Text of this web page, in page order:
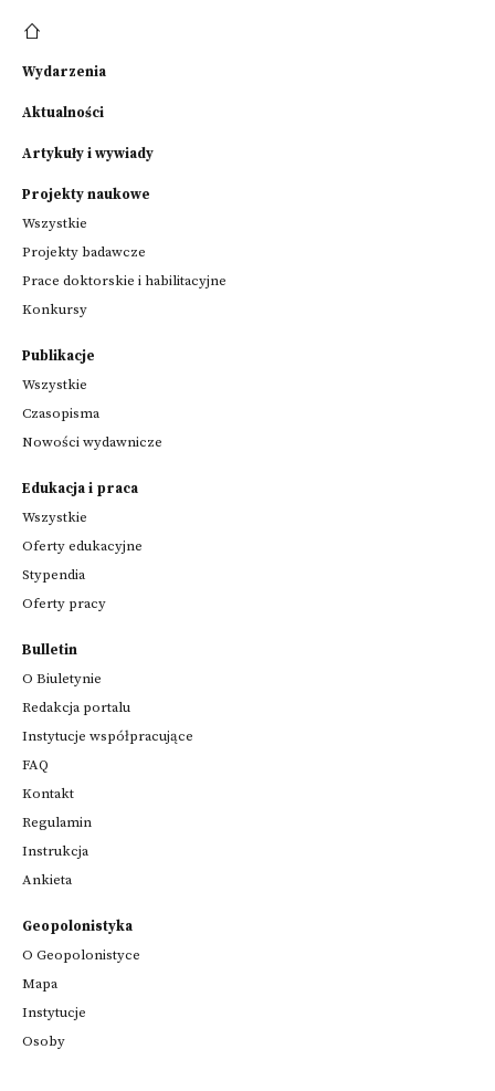
Wydarzenia
Aktualności
Artykuły i wywiady
Projekty naukowe
Wszystkie
Projekty badawcze
Prace doktorskie i habilitacyjne
Konkursy
Publikacje
Wszystkie
Czasopisma
Nowości wydawnicze
Edukacja i praca
Wszystkie
Oferty edukacyjne
Stypendia
Oferty pracy
Bulletin
O Biuletynie
Redakcja portalu
Instytucje współpracujące
FAQ
Kontakt
Regulamin
Instrukcja
Ankieta
Geopolonistyka
O Geopolonistyce
Mapa
Instytucje
Osoby